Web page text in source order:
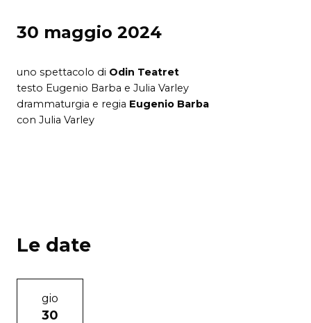
30 maggio 2024
uno spettacolo di Odin Teatret
testo Eugenio Barba e Julia Varley
drammaturgia e regia Eugenio Barba
con Julia Varley
Le date
gio
30